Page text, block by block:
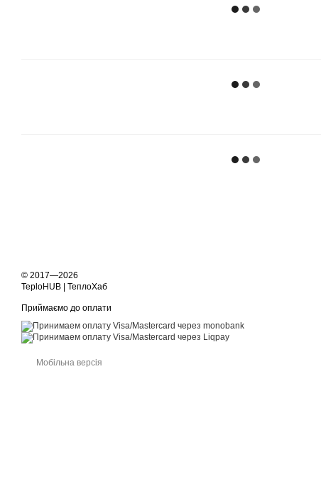
© 2017—2026
TeploHUB | ТеплоХаб
Приймаємо до оплати
Мобільна версія